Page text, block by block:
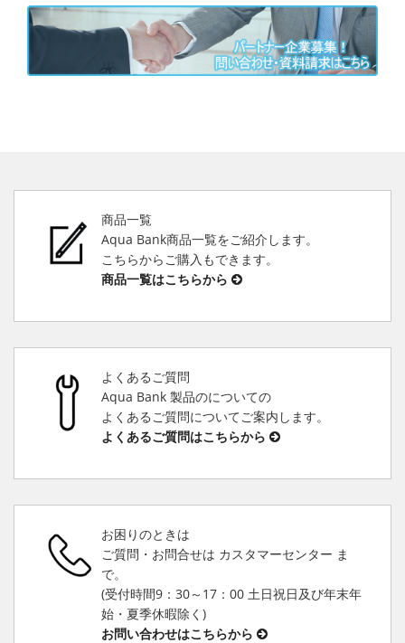
商品一覧
Aqua Bank商品一覧をご紹介します。
こちらからご購入もできます。
商品一覧はこちらから
よくあるご質問
Aqua Bank 製品のについての
よくあるご質問についてご案内します。
よくあるご質問はこちらから
お困りのときは
ご質問・お問合せは カスタマーセンター ま
で。
(受付時間9：30～17：00 土日祝日及び年末年
始・夏季休暇除く)
お問い合わせはこちらから